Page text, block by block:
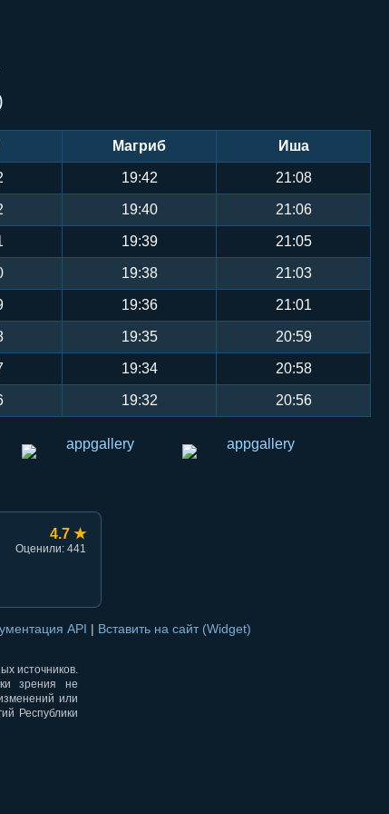
Магриб Иша
19:42 21:08
19:40 21:06
19:39 21:05
19:38 21:03
19:36 21:01
19:35 20:59
19:34 20:58
19:32 20:56
4.7 ★
Оценили: 441
API | Вставить на сайт (Widget)
источников.
зрения не
или
Республики